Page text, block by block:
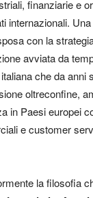
finanziarie e
internazionali.
con la
avviata da
che da anni
oltreconfine,
in Paesi europei
e customer
la filosofia